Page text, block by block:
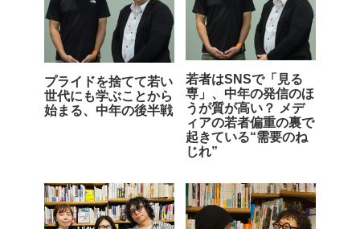
プライドを捨てて若い
世代にも学ぶことから
始まる、中年の後半戦
若者はSNSで「見る
専」、中年の発信のほ
うが質が高い？ メデ
ィアの若者偏重の裏で
起きている“需要のね
じれ”